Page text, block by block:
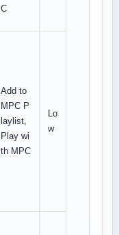
C
Add to
MPC P
laylist,
Play wi
th MPC
Lo
w